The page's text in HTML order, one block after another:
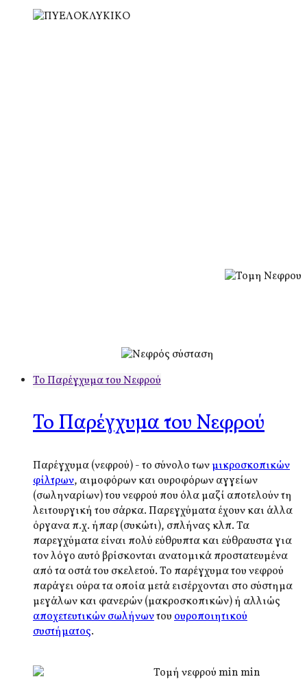
Το Παρέγχυμα του Νεφρού
Το Παρέγχυμα του Νεφρού
Παρέγχυμα (νεφρού) - το σύνολο τωνμικροσκοπικών
φίλτρων, αιμοφόρων και ουροφόρων αγγείων
(σωληναρίων) του νεφρού που όλα μαζί αποτελούν τη
λειτουργική του σάρκα. Παρεγχύματα έχουν και άλλα
όργανα π.χ. ήπαρ (συκώτι), σπλήνας κλπ. Τα
παρεγχύματα είναι πολύ εύθρυπτα και εύθραυστα για
τον λόγο αυτό βρίσκονται ανατομικά προστατευμένα
από τα οστά του σκελετού. Το παρέγχυμα του νεφρού
παράγει ούρα τα οποία μετά εισέρχονται στο σύστημα
μεγάλων και φανερών (μακροσκοπικών) ή αλλιώς
αποχετευτικών σωλήνωντουουροποιητικού
συστήματος.